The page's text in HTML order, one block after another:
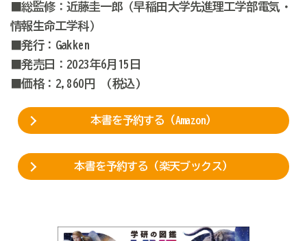
■総監修： 近藤圭一郎（早稲田大学先進理工学部電気・
情報生命工学科）
■発行：Gakken
■発売日：2023年6月15日
■価格： 2,860 円 (税込)
本書を予約する（Amazon）
本書を予約する（楽天ブックス）